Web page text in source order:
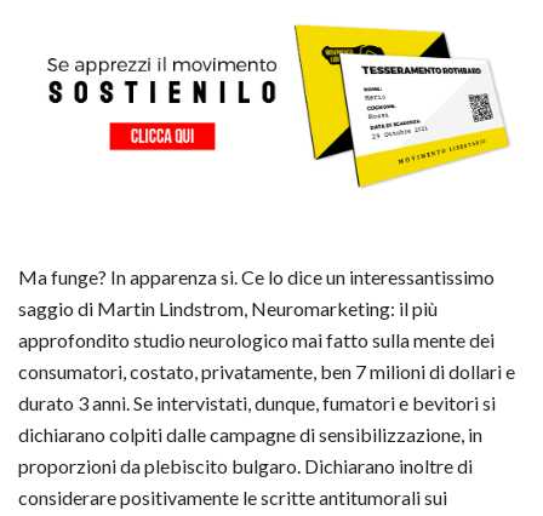
Ma funge? In apparenza si. Ce lo dice un interessantissimo
saggio di Martin Lindstrom, Neuromarketing: il più
approfondito studio neurologico mai fatto sulla mente dei
consumatori, costato, privatamente, ben 7 milioni di dollari e
durato 3 anni. Se intervistati, dunque, fumatori e bevitori si
dichiarano colpiti dalle campagne di sensibilizzazione, in
proporzioni da plebiscito bulgaro. Dichiarano inoltre di
considerare positivamente le scritte antitumorali sui